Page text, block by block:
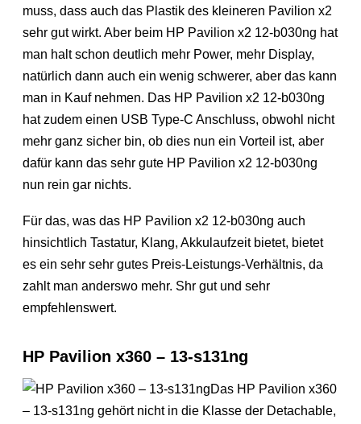
muss, dass auch das Plastik des kleineren Pavilion x2
sehr gut wirkt. Aber beim HP Pavilion x2 12-b030ng hat
man halt schon deutlich mehr Power, mehr Display,
natürlich dann auch ein wenig schwerer, aber das kann
man in Kauf nehmen. Das HP Pavilion x2 12-b030ng
hat zudem einen USB Type-C Anschluss, obwohl nicht
mehr ganz sicher bin, ob dies nun ein Vorteil ist, aber
dafür kann das sehr gute HP Pavilion x2 12-b030ng
nun rein gar nichts.
Für das, was das HP Pavilion x2 12-b030ng auch
hinsichtlich Tastatur, Klang, Akkulaufzeit bietet, bietet
es ein sehr sehr gutes Preis-Leistungs-Verhältnis, da
zahlt man anderswo mehr. Shr gut und sehr
empfehlenswert.
HP Pavilion x360 – 13-s131ng
Das HP Pavilion x360
– 13-s131ng gehört nicht in die Klasse der Detachable,